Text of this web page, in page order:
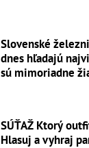
Slovenské
dnes hľadajú
sú mimoriadne
SÚŤAŽ Ktorý
Hlasuj a vyhraj